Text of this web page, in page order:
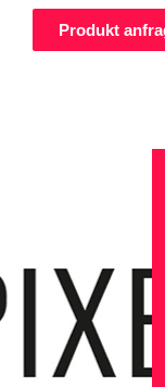
Produkt